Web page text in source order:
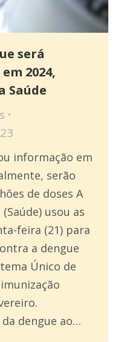
será
2024,
Saúde
informação em
serão
de doses A
usou as
feira (21) para
a dengue
Único de
imunização
dengue ao…